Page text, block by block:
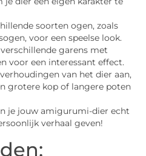
soorten ogen, zoals
voor een speelse look.
garens met
voor een interessant effect.
van het dier aan,
grotere kop of langere poten
je jouw amigurumi-dier echt
verhaal geven!